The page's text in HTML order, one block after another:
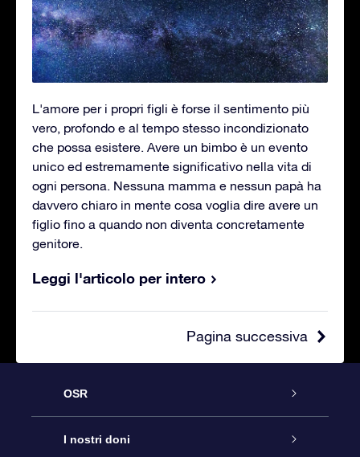
L'amore per i propri figli è forse il sentimento più
vero, profondo e al tempo stesso incondizionato
che possa esistere. Avere un bimbo è un evento
unico ed estremamente significativo nella vita di
ogni persona. Nessuna mamma e nessun papà ha
davvero chiaro in mente cosa voglia dire avere un
figlio fino a quando non diventa concretamente
genitore.
Leggi l'articolo per intero
Pagina successiva
OSR
Assistenza
I nostri doni